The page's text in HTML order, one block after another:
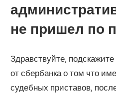
не пришел по
Здравствуйте,
от сбербанка о том что
судебных приставов,